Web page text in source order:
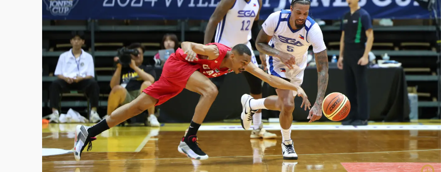
台東農業處長涉圖利渡假村！東檢抗告成功 今重開羈押庭
父親節泡湯了！中颱白海豚雨彈轟3天 「紅到發紫」降雨熱區曝